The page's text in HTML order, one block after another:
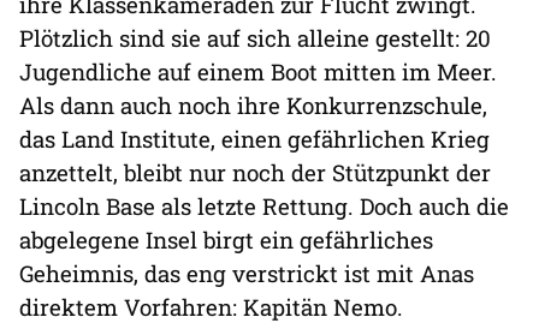
Plötzlich sind sie auf sich alleine gestellt: 20
Jugendliche auf einem Boot mitten im Meer.
Als dann auch noch ihre Konkurrenzschule,
das Land Institute, einen gefährlichen Krieg
anzettelt, bleibt nur noch der Stützpunkt der
Lincoln Base als letzte Rettung. Doch auch die
abgelegene Insel birgt ein gefährliches
Geheimnis, das eng verstrickt ist mit Anas
direktem Vorfahren: Kapitän Nemo.